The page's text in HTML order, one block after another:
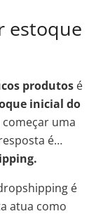
estoque
produtos é
inicial do
começar uma
é…
é
atua como